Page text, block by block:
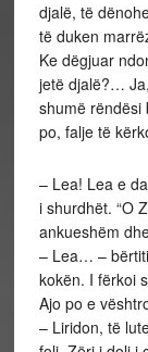
djalë, të
të duken
Ke dëgjuar
jetë djalë?…
shumë rëndësi
po, falje të
– Lea! Lea e
i shurdhët. “O
ankueshëm
– Lea… –
kokën. I fërkoi
Ajo po e
– Liridon, të